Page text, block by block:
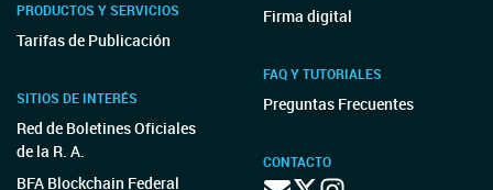
PRODUCTOS Y SERVICIOS
Tarifas de Publicación
SITIOS DE INTERÉS
Red de Boletines Oficiales
de la R. A.
BFA Blockchain Federal
Firma digital
FAQ Y TUTORIALES
Preguntas Frecuentes
CONTACTO